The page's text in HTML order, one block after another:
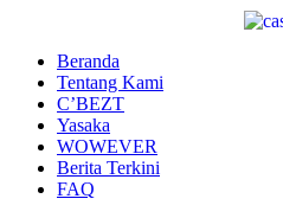
kontenBeranda
Tentang Kami
C’BEZT
Yasaka
WOWEVER
Berita Terkini
FAQ